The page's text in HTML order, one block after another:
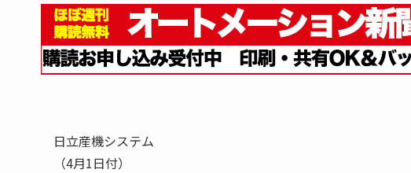
日立産機システム
（4月1日付）